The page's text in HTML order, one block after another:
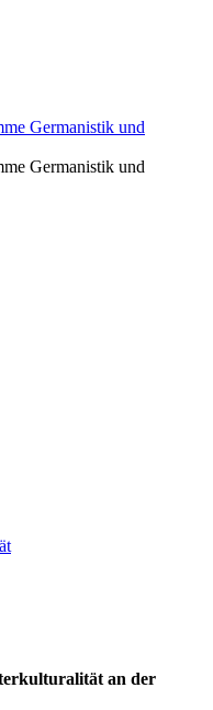
Germanistik und
Germanistik und
an der